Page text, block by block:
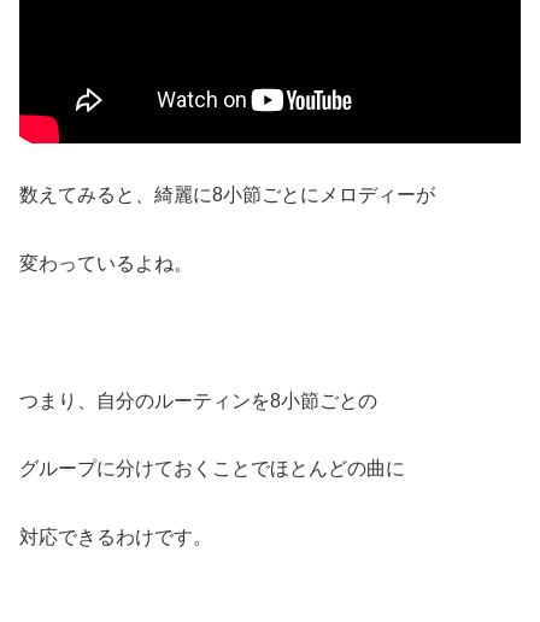
数えてみると、綺麗に8小節ごとにメロディーが
変わっているよね。
つまり、自分のルーティンを8小節ごとの
グループに分けておくことでほとんどの曲に
対応できるわけです。